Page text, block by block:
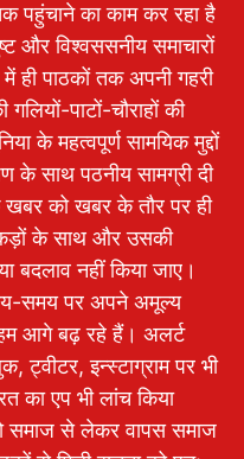
पहुंचाने का काम कर रहा है
और विश्वससनीय समाचारों
ही पाठकों तक अपनी गहरी
पाटों-चौराहों की
के महत्वपूर्ण सामयिक मुद्दों
के साथ पठनीय सामग्री दी
खबर को खबर के तौर पर ही
के साथ और उसकी
बदलाव नहीं किया जाए।
समय पर अपने अमूल्य
आगे बढ़ रहे हैं। अलर्ट
ट्वीटर, इन्स्टाग्राम पर भी
का एप भी लांच किया
समाज से लेकर वापस समाज